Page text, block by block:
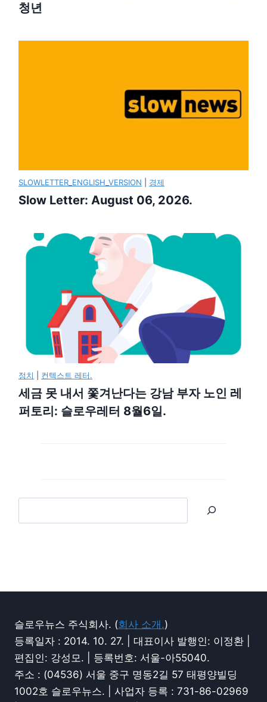
청년
SLOWLETTER_ENGLISH_VERSION 경제
Slow Letter: August 06, 2026.
정치 컨텍스트 레터.
세금 못 내서 쫓겨난다는 강남 부자 노인 레
퍼토리: 슬로우레터 8월6일.
슬로우뉴스 주식회사. (회사 소개.)
등록일자 : 2014. 10. 27. | 대표이사 발행인: 이정환 |
편집인: 강성모. | 등록번호: 서울-아55040.
주소 : (04536) 서울 중구 명동2길 57 태평양빌딩
1002호 슬로우뉴스. | 사업자 등록 : 731-86-02969